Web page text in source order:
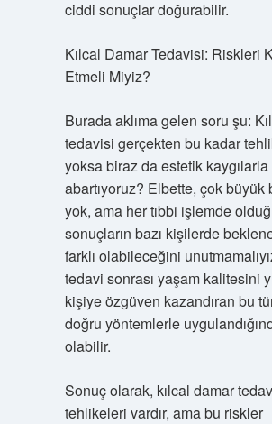
ciddi sonuçlar doğurabilir.
Kılcal Damar Tedavisi: Riskleri
Etmeli Miyiz?
Burada aklıma gelen soru şu:
tedavisi gerçekten bu kadar
yoksa biraz da estetik kaygılarla
abartıyoruz? Elbette, çok büyük
yok, ama her tıbbi işlemde
sonuçların bazı kişilerde
farklı olabileceğini
tedavi sonrası yaşam kalitesini
kişiye özgüven kazandıran bu
doğru yöntemlerle
olabilir.
Sonuç olarak, kılcal damar
tehlikeleri vardır, ama bu riskler